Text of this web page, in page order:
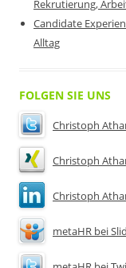
Rekrutierung,
Candidate
Alltag
FOLGEN SIE UNS
Christoph
Christoph
Christoph
metaHR bei